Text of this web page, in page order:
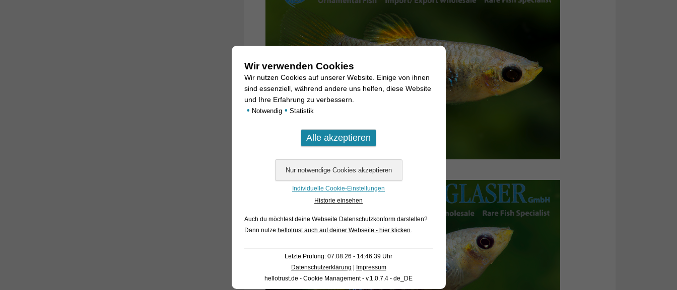
Wir verwenden Cookies
Wir nutzen Cookies auf unserer Website. Einige von ihnen
sind essenziell, während andere uns helfen, diese Website
und Ihre Erfahrung zu verbessern.
• Notwendig • Statistik
Individuelle Cookie-Einstellungen
Historie einsehen
Auch du möchtest deine Webseite Datenschutzkonform darstellen?
Dann nutze hellotrust auch auf deiner Webseite - hier klicken.
Letzte Prüfung: 07.08.26 - 14:46:39 Uhr
Datenschutzerklärung
Impressum
hellotrust.de - Cookie Management - v.1.0.7.4 - de_DE